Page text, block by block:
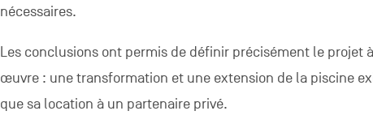
nécessaires.
Les conclusions ont permis de définir précisément le projet
œuvre : une transformation et une extension de la piscine
que sa location à un partenaire privé.